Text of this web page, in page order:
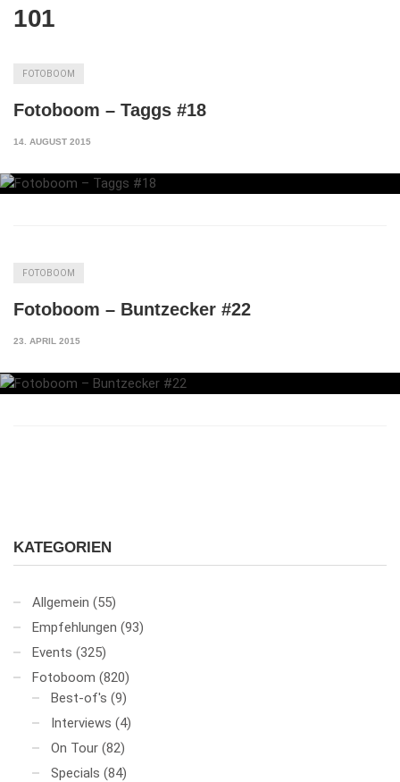
101
FOTOBOOM
Fotoboom – Taggs #18
14. AUGUST 2015
FOTOBOOM
Fotoboom – Buntzecker #22
23. APRIL 2015
KATEGORIEN
Allgemein (55)
Empfehlungen (93)
Events (325)
Fotoboom (820)
Best-of's (9)
Interviews (4)
On Tour (82)
Specials (84)